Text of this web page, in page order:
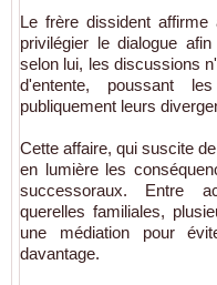
Le frère dissident
privilégier le dialogue
selon lui, les discussions
d'entente, poussant
publiquement leurs
Cette affaire, qui suscite
en lumière les
successoraux. Entre
querelles familiales,
une médiation pour
davantage.